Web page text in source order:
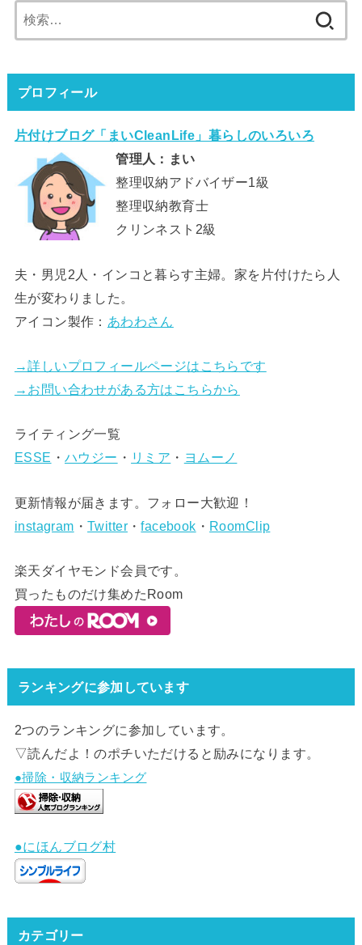
索:
プロフィール
片付けブログ「まいCleanLife」暮らしのいろいろ
管理人：まい
整理収納アドバイザー1級
整理収納教育士
クリンネスト2級
夫・男児2人・インコと暮らす主婦。家を片付けたら人
生が変わりました。
アイコン製作： あわわさん
→詳しいプロフィールページはこちらです
→お問い合わせがある方はこちらから
ライティング一覧
ESSE ・ ハウジー ・ リミア ・ ヨムーノ
更新情報が届きます。フォロー大歓迎！
instagram ・Twitter・facebook ・ RoomClip
楽天ダイヤモンド会員です。
買ったものだけ集めたRoom
ランキングに参加しています
2つのランキングに参加しています。
▽読んだよ！のポチいただけると励みになります。
●掃除・収納ランキング
●にほんブログ村
カテゴリー